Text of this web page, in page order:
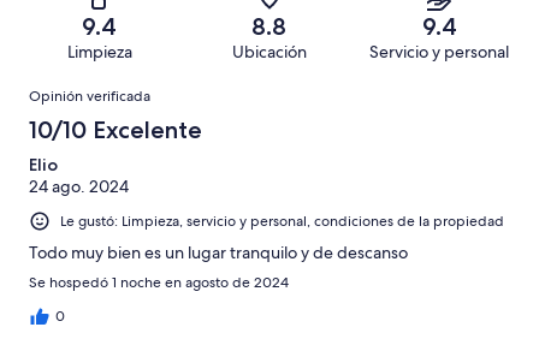
opiniones
opiniones
de
843
opiniones
Basada
22
de
opiniones
Terrible.
Basada
26
de
843
opiniones
9.4
Limpieza
8.8
Ubicación
9.4
Servicio y personal
Opiniones
Opinión verificada
10/10 Excelente
Elio
24 ago. 2024
Le gustó: Limpieza, servicio y personal, condiciones de la propiedad
Todo muy bien es un lugar tranquilo y de descanso
Se hospedó 1 noche en agosto de 2024
0